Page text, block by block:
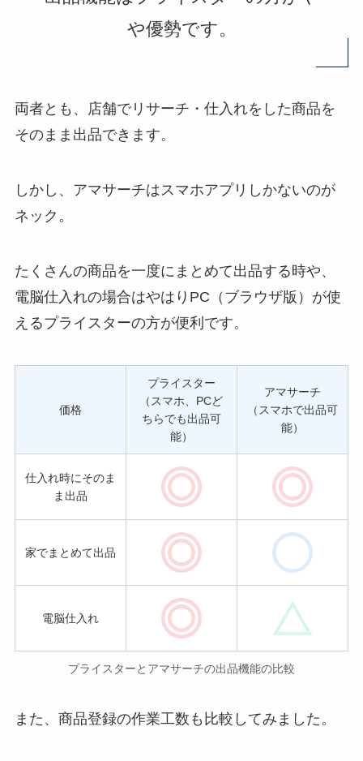
や優勢です。
両者とも、店舗でリサーチ・仕入れをした商品を
そのまま出品できます。
しかし、アマサーチはスマホアプリしかないのが
ネック。
たくさんの商品を一度にまとめて出品する時や、
電脳仕入れの場合はやはりPC（ブラウザ版）が使
えるプライスターの方が便利です。
価格
プライスター
（スマホ、PCど
ちらでも出品可
能）
アマサーチ
（スマホで出品可
能）
仕入れ時にそのま
ま出品
家でまとめて出品
電脳仕入れ
プライスターとアマサーチの出品機能の比較
また、商品登録の作業工数も比較してみました。